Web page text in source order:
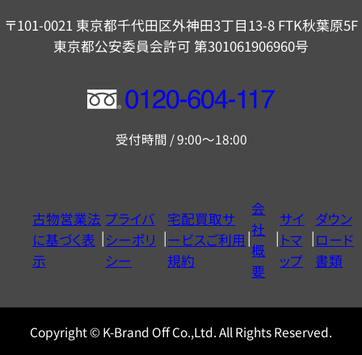
〒101-0021 東京都千代田区外神田3丁目13-8 FTK秋葉原5F
東京都公安委員会許可 第301061906960号
フ
ー
ヤ
ル
0120604117
受付時間 / 9:00～18:00
古物営業法
に基づく表
示
プライバ
シーポリ
シー
宅配買取サ
ービスご利用
規約
会
社
概
要
サイ
トマ
ップ
ダウン
ロード
書類
Copyright © K-Brand Off Co.,Ltd. All Rights Reserved.